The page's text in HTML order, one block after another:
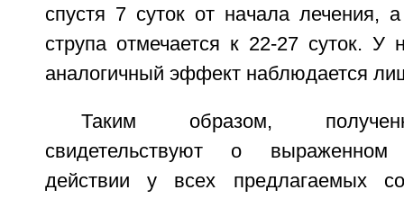
спустя 7 суток от начала лечения,
струпа отмечается к 22-27 суток. У
аналогичный эффект наблюдается
Таким образом,
свидетельствуют о выраженном
действии у всех предлагаемых